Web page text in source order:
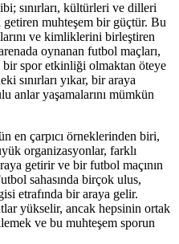
sınırları, kültürleri ve dilleri
getiren muhteşem bir güçtür. Bu
ve kimliklerini birleştiren
oynanan futbol maçları,
bir spor etkinliği olmaktan öteye
sınırları yıkar, bir araya
anlar yaşamalarını mümkün
en çarpıcı örneklerinden biri,
organizasyonlar, farklı
getirir ve bir futbol maçının
sahasında birçok ulus,
etrafında bir araya gelir.
yükselir, ancak hepsinin ortak
ve bu muhteşem sporun